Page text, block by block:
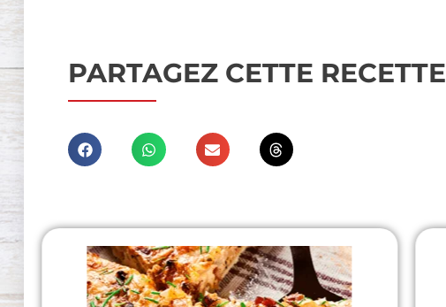
PARTAGEZ CETTE RECETTE